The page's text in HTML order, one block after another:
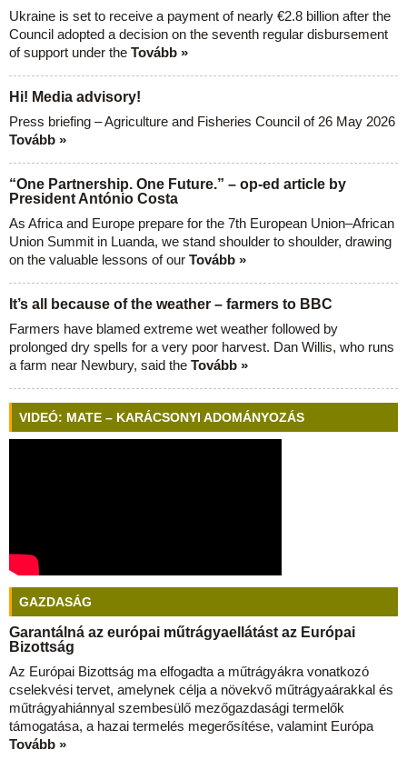
Ukraine is set to receive a payment of nearly €2.8 billion after the
Council adopted a decision on the seventh regular disbursement
of support under the Tovább »
Hi! Media advisory!
Press briefing – Agriculture and Fisheries Council of 26 May 2026
Tovább »
“One Partnership. One Future.” – op-ed article by
President António Costa
As Africa and Europe prepare for the 7th European Union–African
Union Summit in Luanda, we stand shoulder to shoulder, drawing
on the valuable lessons of our Tovább »
It’s all because of the weather – farmers to BBC
Farmers have blamed extreme wet weather followed by
prolonged dry spells for a very poor harvest. Dan Willis, who runs
a farm near Newbury, said the Tovább »
VIDEÓ: MATE – KARÁCSONYI ADOMÁNYOZÁS
GAZDASÁG
Garantálná az európai műtrágyaellátást az Európai
Bizottság
Az Európai Bizottság ma elfogadta a műtrágyákra vonatkozó
cselekvési tervet, amelynek célja a növekvő műtrágyaárakkal és
műtrágyahiánnyal szembesülő mezőgazdasági termelők
támogatása, a hazai termelés megerősítése, valamint Európa
Tovább »